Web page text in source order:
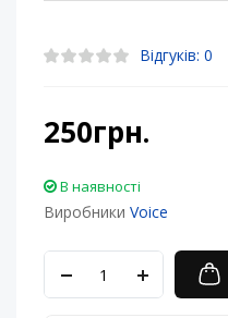
Відгуків: 0
250грн.
В наявності
Виробники Voice